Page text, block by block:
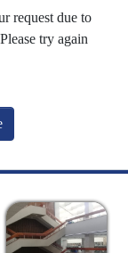
request due to
try again